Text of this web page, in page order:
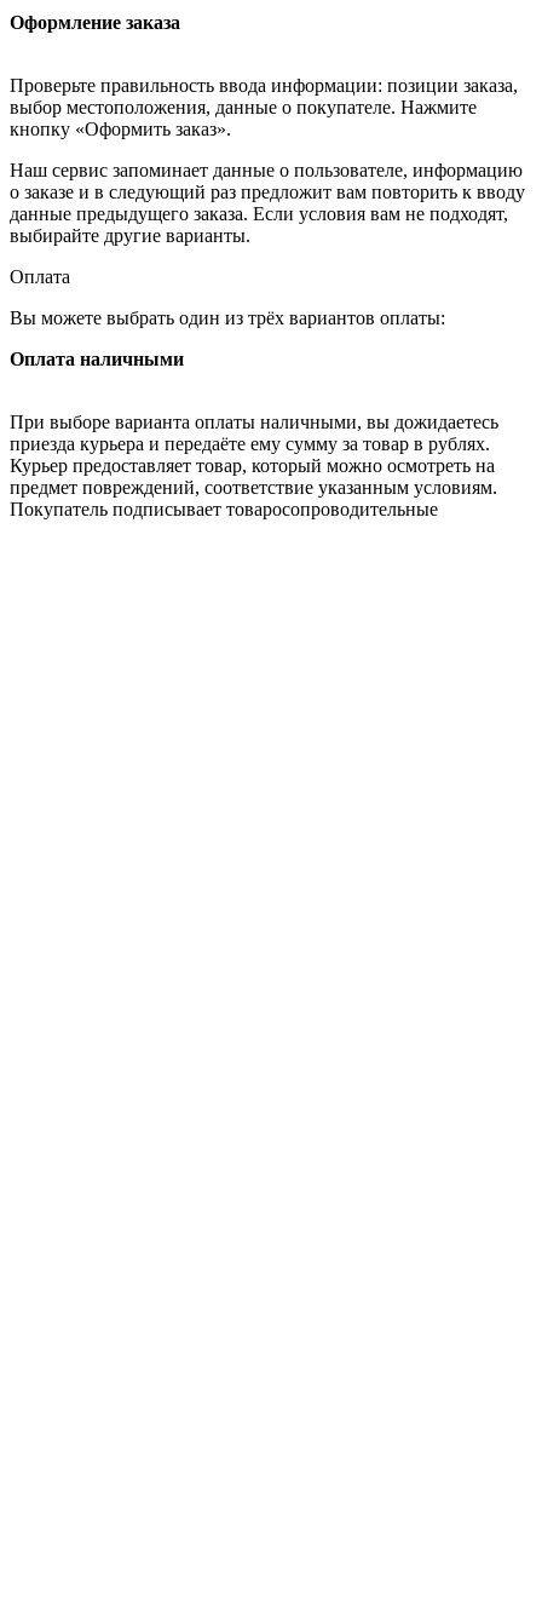
Оформление заказа
Проверьте правильность ввода информации: позиции заказа,
выбор местоположения, данные о покупателе. Нажмите
кнопку «Оформить заказ».
Наш сервис запоминает данные о пользователе, информацию
о заказе и в следующий раз предложит вам повторить к вводу
данные предыдущего заказа. Если условия вам не подходят,
выбирайте другие варианты.
Оплата
Вы можете выбрать один из трёх вариантов оплаты:
Оплата наличными
При выборе варианта оплаты наличными, вы дожидаетесь
приезда курьера и передаёте ему сумму за товар в рублях.
Курьер предоставляет товар, который можно осмотреть на
предмет повреждений, соответствие указанным условиям.
Покупатель подписывает товаросопроводительные